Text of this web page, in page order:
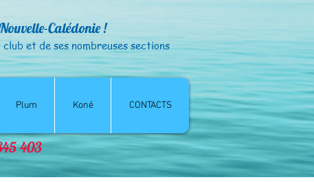
Calédonie !
club et de ses nombreuses sections
Plum Koné CONTACTS
403